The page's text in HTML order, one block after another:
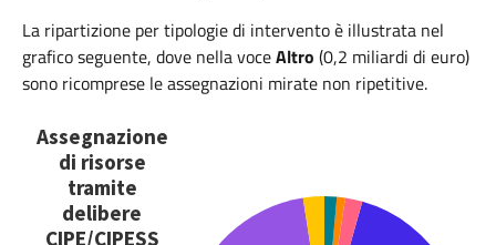
La ripartizione per tipologie di intervento è illustrata nel
grafico seguente, dove nella voceAltro (0,2 miliardi di euro)
sono ricomprese le assegnazioni mirate non ripetitive.